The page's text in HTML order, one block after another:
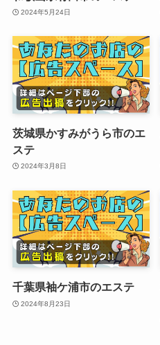
2024年5月24日
茨城県かすみがうら市のエ
ステ
2024年3月8日
千葉県袖ケ浦市のエステ
2024年8月23日